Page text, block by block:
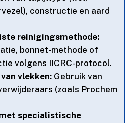
constructie en aard
reinigingsmethode:
bonnet-methode of
volgens IICRC-protocol.​
vlekken: Gebruik van
(zoals Prochem
specialistische